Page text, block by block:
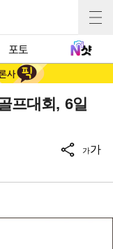
포토
프대회, 6일
가가